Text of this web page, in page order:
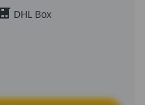
DHL Box